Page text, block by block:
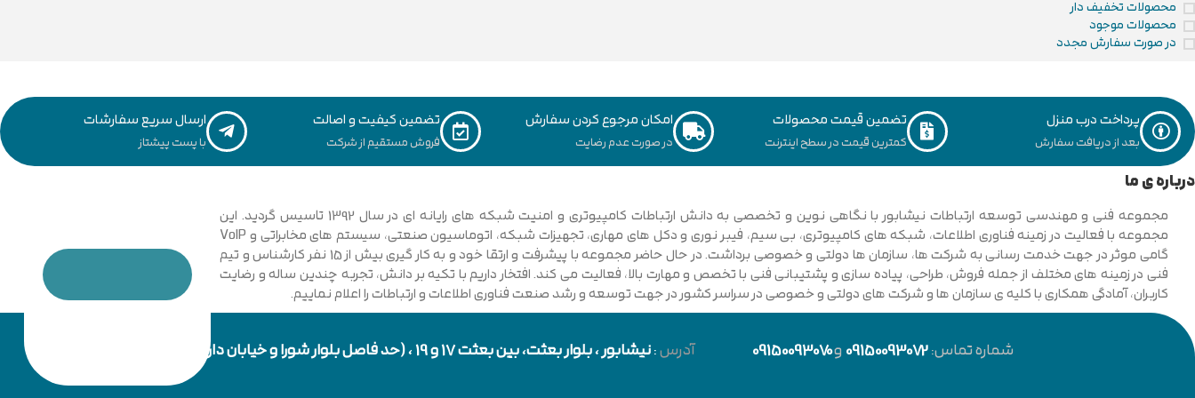
محصولات تخفیف دار
محصولات موجود
در صورت سفارش مجدد
پرداخت درب منزل
بعد از دریافت سفارش
تضمین قیمت محصولات
کمترین قیمت در سطح اینترنت
امکان مرجوع کردن سفارش
در صورت عدم رضایت
تضمین کیفیت و اصالت
فروش مستقیم از شرکت
ارسال سریع سفارشات
با پست پیشتاز
درباره ی ما
مجموعه فنی و مهندسی توسعه ارتباطات نیشابور با نگاهی نوین و تخصصی به دانش ارتباطات کامپیوتری و امنیت شبکه های رایانه ای در سال 1392 تاسیس گردید. این
مجموعه با فعالیت در زمینه فناوری اطلاعات، شبکه های کامپیوتری، بی سیم، فیبر نوری و دکل های مهاری، تجهیزات شبکه، اتوماسیون صنعتی، سیستم های مخابراتی و VoIP
گامی موثر در جهت خدمت رسانی به شرکت ها، سازمان ها دولتی و خصوصی برداشت. در حال حاضر مجموعه با پیشرفت و ارتقا خود و به کار گیری بیش از 15 نفر کارشناس و تیم
فنی در زمینه های مختلف از جمله فروش، طراحی، پیاده سازی و پشتیبانی فنی با تخصص و مهارت بالا، فعالیت می کند. افتخار داریم با تکیه بر دانش، تجربه چندین ساله و رضایت
کاربران، آمادگی همکاری با کلیه ی سازمان ها و شرکت های دولتی و خصوصی در سراسر کشور در جهت توسعه و رشد صنعت فناوری اطلاعات و ارتباطات را اعلام نماییم.
شماره تماس:09150093072و09150093070 آدرس:نیشابور، بلوار بعثت، بین بعثت 17 و 19 ، (حد فاصل بلوار شورا و خیابان دارایی)